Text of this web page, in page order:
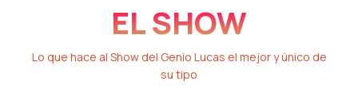
EL SHOW
Lo que hace al Show del Genio Lucas el mejor y único de
su tipo